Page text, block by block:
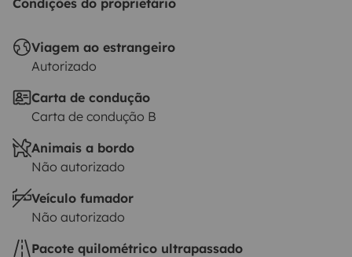
Viagem ao estrangeiro
Autorizado
Carta de condução
Carta de condução B
Animais a bordo
Não autorizado
Veículo fumador
Não autorizado
Pacote quilométrico ultrapassado